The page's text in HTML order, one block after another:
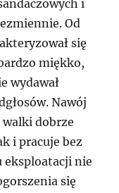
i
Od
się
miękko,
wydawał
Nawój
walki dobrze
i pracuje bez
eksploatacji nie
się